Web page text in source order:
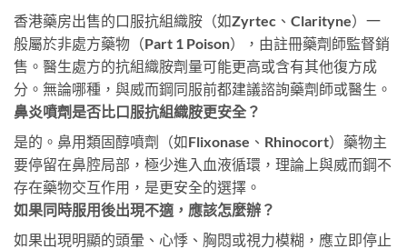
香港藥房出售的口服抗組織胺（如Zyrtec、Clarityne）一
般屬於非處方藥物（Part 1 Poison），由註冊藥劑師監督銷
售。醫生處方的抗組織胺劑量可能更高或含有其他復方成
分。無論哪種，與威而鋼同服前都建議諮詢藥劑師或醫生。
鼻炎噴劑是否比口服抗組織胺更安全？
是的。鼻用類固醇噴劑（如Flixonase、Rhinocort）藥物主
要停留在鼻腔局部，極少進入血液循環，理論上與威而鋼不
存在藥物交互作用，是更安全的選擇。
如果同時服用後出現不適，應該怎麼辦？
如果出現明顯的頭暈、心悸、胸悶或視力模糊，應立即停止